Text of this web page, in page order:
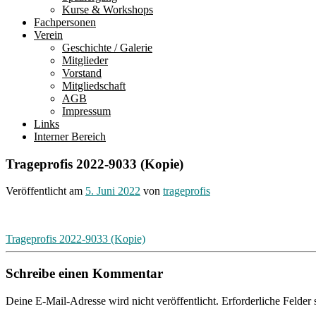
Kurse & Workshops
Fachpersonen
Verein
Geschichte / Galerie
Mitglieder
Vorstand
Mitgliedschaft
AGB
Impressum
Links
Interner Bereich
Trageprofis 2022-9033 (Kopie)
Veröffentlicht am 5. Juni 2022 von trageprofis
Beitragsnavigation
Trageprofis 2022-9033 (Kopie)
Schreibe einen Kommentar
Deine E-Mail-Adresse wird nicht veröffentlicht. Erforderliche Felder